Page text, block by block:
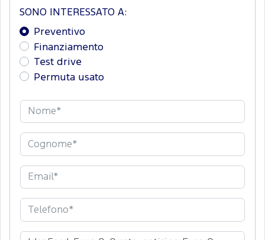
SONO INTERESSATO A:
Preventivo
Finanziamento
Test drive
Permuta usato